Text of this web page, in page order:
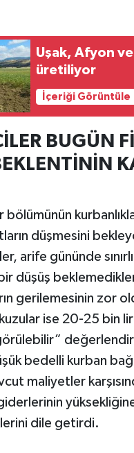
Uşak, Afyon
üretiliyor
İçeriği Görüntüle
BUGÜN
bölümünün
düşmesini
arife gününde
düşüş
gerilemesinin zor
ise 20-25 bin
bedelli kurban
maliyetler
dile getirdi.